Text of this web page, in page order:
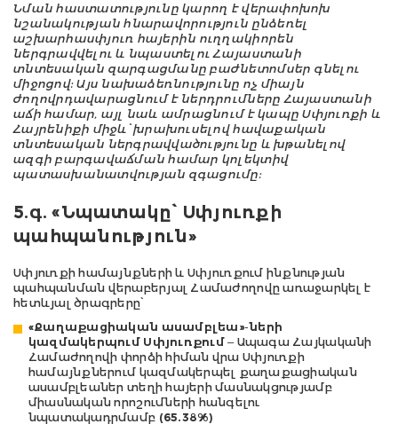
Նման հաստատությունը կարող է վերափոխոխ
նշանակության հնարավորություն ընձեռել
աշխարհասփյուռ հայերին ուղղակիորեն
ներգրավվելու և նպաստելու Հայաստանի
տնտեսական զարգացմանը բաժնետոմսեր գնելու
միջոցով: Այս նախաձեռնությունը ոչ միայն
ժողովրդավարացնում է ներդրումները Հայաստանի
աճի համար, այլ նաև ամրացնում է կապը Սփյուռքի և
Հայրենիքի միջև՝ խրախուսելով հավաքական
տնտեսական ներգրավվածությունը և խթանելով
ազգի բարգավաճման համար կոլեկտիվ
պատասխանատվության զգացումը:
5.գ. «Նպատակը՝ Սփյուռքի
պահպանություն»
Սփյուռքի համայնքների և Սփյուռքում ինքնության
պահպանման վերաբերյալ Համաժողովը առաջարկել է
հետևյալ ծրագրերը՝
«Քաղաքացիական ասամբլեա»-ների
կազմակերպում Սփյուռքում– Ապագա Հայկականի
Համաժողովի փորձի հիման վրա Սփյուռքի
համայնքներում կազմակերպել քաղաքացիական
ասամբլեաներ տեղի հայերի մասնակցությամբ
միասնական որոշումների հանգելու
նպատակադրմամբ (65.38%)